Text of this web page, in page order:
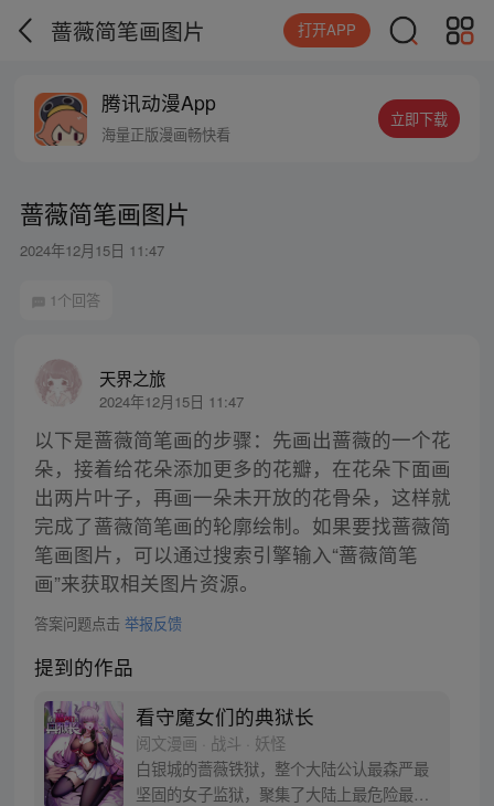
蔷薇简笔画图片 打开APP
腾讯动漫App
海量正版漫画畅快看
立即下载
蔷薇简笔画图片
2024年12月15日 11:47
1个回答
天界之旅
2024年12月15日 11:47
以下是蔷薇简笔画的步骤：先画出蔷薇的一个花
朵，接着给花朵添加更多的花瓣，在花朵下面画
出两片叶子，再画一朵未开放的花骨朵，这样就
完成了蔷薇简笔画的轮廓绘制。如果要找蔷薇简
笔画图片，可以通过搜索引擎输入“蔷薇简笔
画”来获取相关图片资源。
答案问题点击 举报反馈
提到的作品
看守魔女们的典狱长
阅文漫画 · 战斗 · 妖怪
白银城的蔷薇铁狱，整个大陆公认最森严最
坚固的女子监狱，聚集了大陆上最危险最穷